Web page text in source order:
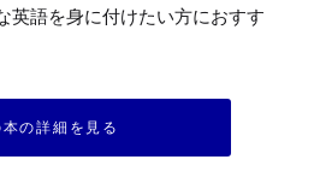
英語を身に付けたい方におすす
本の詳細を見る